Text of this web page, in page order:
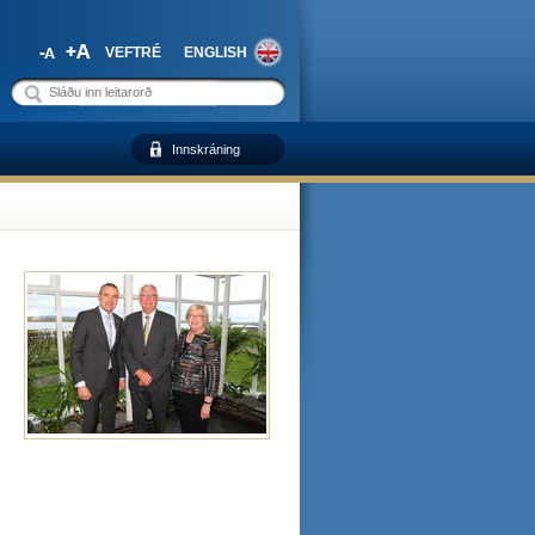
ENGLISH
Innskráning
VEFTRÉ